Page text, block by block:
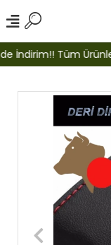
İndirim!! Tüm